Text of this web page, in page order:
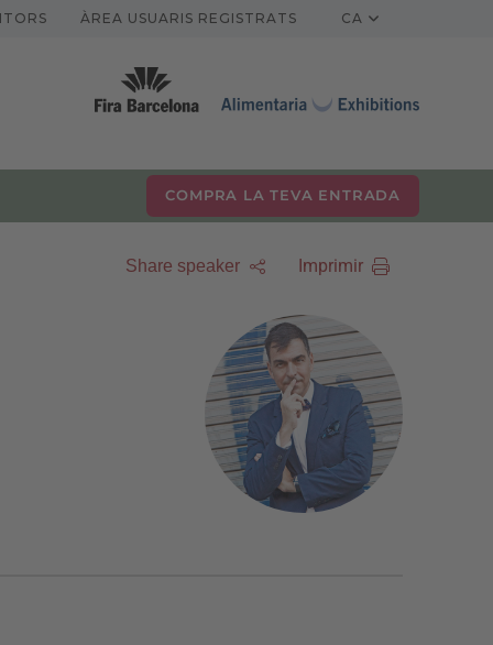
ÀREA USUARIS REGISTRATS CA
COMPRA LA TEVA ENTRADA
Share speaker Imprimir